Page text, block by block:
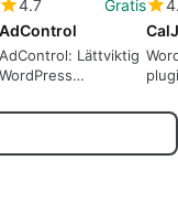
4.7
Gratis
AdControl
AdControl: Lättviktig
WordPress
och